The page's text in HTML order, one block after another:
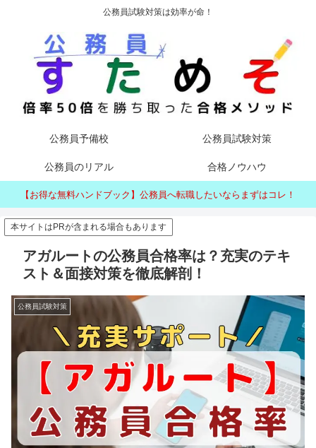
公務員試験対策は効率が命！
公務員予備校 公務員試験対策
公務員のリアル 合格ノウハウ
【お得な無料ハンドブック】公務員へ転職したいならまずはコレ！
本サイトはPRが含まれる場合もあります
アガルートの公務員合格率は？充実のテキ
スト＆面接対策を徹底解剖！
公務員試験対策